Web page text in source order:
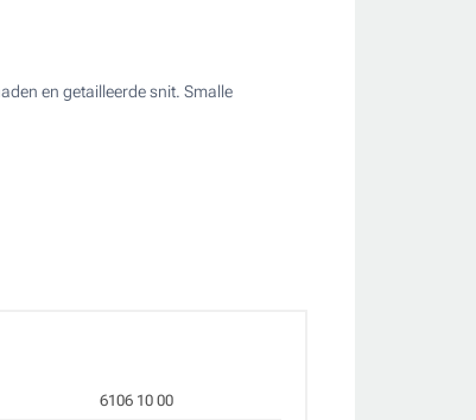
en getailleerde snit. Smalle
6106 10 00